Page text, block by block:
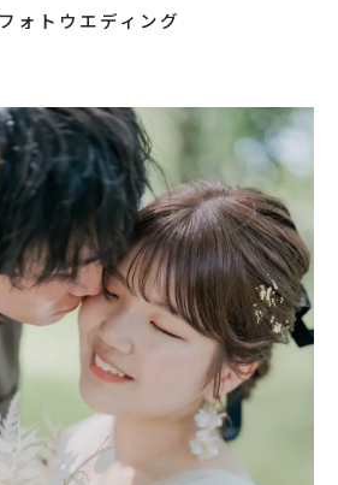
想いを日々綴っています！
ォトウエディング